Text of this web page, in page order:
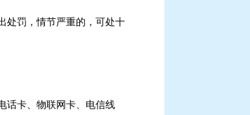
处罚，情节严重的，可处十
话卡、物联网卡、电信线